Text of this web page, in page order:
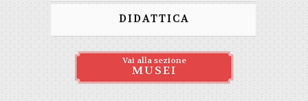
DIDATTICA
Vai alla sezione
MUSEI